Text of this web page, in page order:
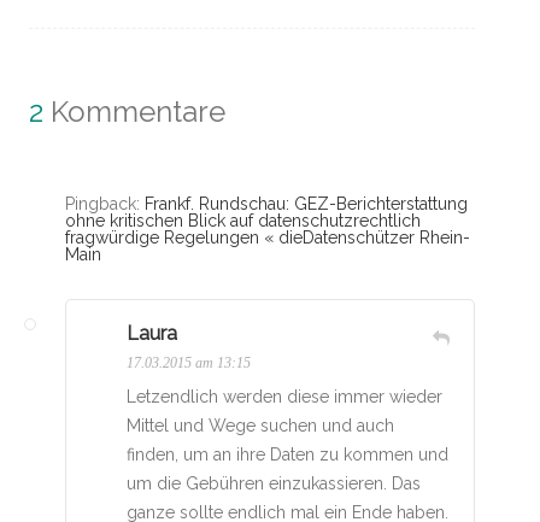
2 Kommentare
Pingback: Frankf. Rundschau: GEZ-Berichterstattung
ohne kritischen Blick auf datenschutzrechtlich
fragwürdige Regelungen « dieDatenschützer Rhein-
Main
Laura
17.03.2015 am 13:15
Letzendlich werden diese immer wieder
Mittel und Wege suchen und auch
finden, um an ihre Daten zu kommen und
um die Gebühren einzukassieren. Das
ganze sollte endlich mal ein Ende haben.